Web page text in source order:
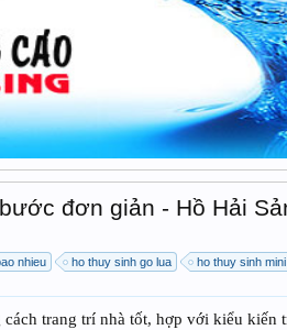
đơn giản - Hồ Hải
nhieu ho thuy sinh go lua ho thuy sinh
trang trí nhà tốt, hợp với kiểu